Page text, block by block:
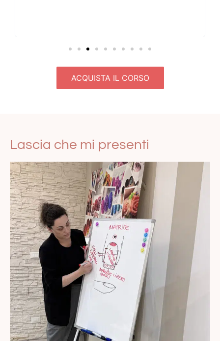
ACQUISTA IL CORSO
Lascia che mi presenti